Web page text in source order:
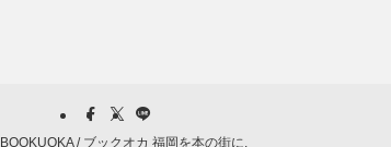
BOOKUOKA / ブックオカ 福岡を本の街に.